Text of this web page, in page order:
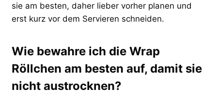
sie am besten, daher lieber vorher planen und
erst kurz vor dem Servieren schneiden.
Wie bewahre ich die Wrap
Röllchen am besten auf, damit sie
nicht austrocknen?